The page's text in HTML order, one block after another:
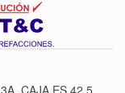
CAJA ES 42 5